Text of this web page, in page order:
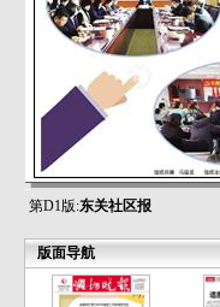
第D1版:东关社区报
版面导航